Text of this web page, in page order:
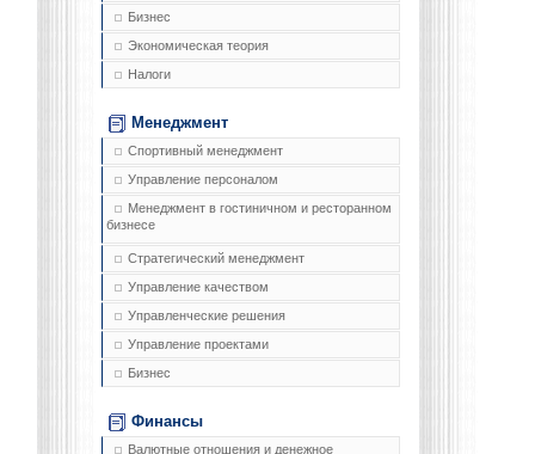
Бизнес
Экономическая теория
Налоги
Менеджмент
Спортивный менеджмент
Управление персоналом
Менеджмент в гостиничном и ресторанном
бизнесе
Стратегический менеджмент
Управление качеством
Управленческие решения
Управление проектами
Бизнес
Финансы
Валютные отношения и денежное